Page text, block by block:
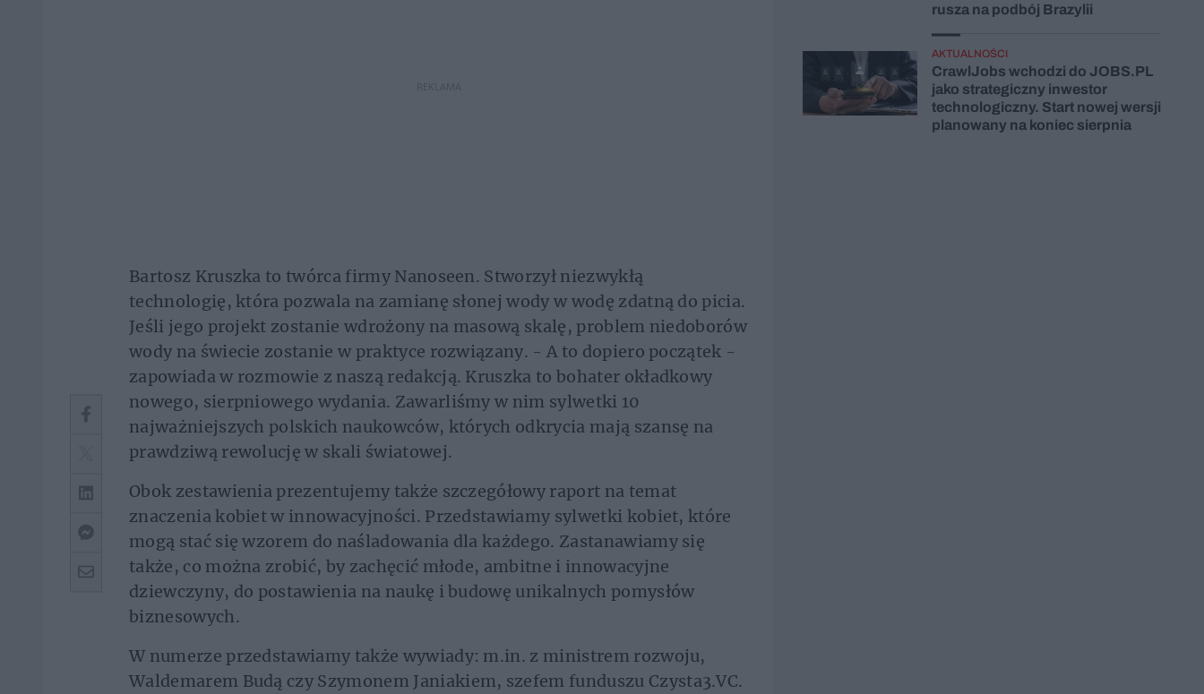
REKLAMA
Bartosz Kruszka to twórca firmy Nanoseen. Stworzył niezwykłą
technologię, która pozwala na zamianę słonej wody w wodę zdatną do picia.
Jeśli jego projekt zostanie wdrożony na masową skalę, problem niedoborów
wody na świecie zostanie w praktyce rozwiązany. - A to dopiero początek -
zapowiada w rozmowie z naszą redakcją. Kruszka to bohater okładkowy
nowego, sierpniowego wydania. Zawarliśmy w nim sylwetki 10
najważniejszych polskich naukowców, których odkrycia mają szansę na
prawdziwą rewolucję w skali światowej.
Obok zestawienia prezentujemy także szczegółowy raport na temat
znaczenia kobiet w innowacyjności. Przedstawiamy sylwetki kobiet, które
mogą stać się wzorem do naśladowania dla każdego. Zastanawiamy się
także, co można zrobić, by zachęcić młode, ambitne i innowacyjne
dziewczyny, do postawienia na naukę i budowę unikalnych pomysłów
biznesowych.
W numerze przedstawiamy także wywiady: m.in. z ministrem rozwoju,
Waldemarem Budą czy Szymonem Janiakiem, szefem funduszu Czysta3.VC.
rusza na podbój Brazylii
AKTUALNOŚCI
CrawlJobs wchodzi do JOBS.PL
jako strategiczny inwestor
technologiczny. Start nowej wersji
planowany na koniec sierpnia